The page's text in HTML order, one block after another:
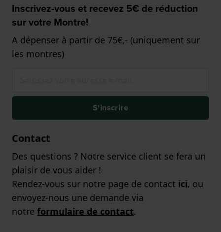
Inscrivez-vous et recevez 5€ de réduction
sur votre Montre!
A dépenser à partir de 75€,- (uniquement sur
les montres)
S'inscrire
Contact
Des questions ? Notre service client se fera un
plaisir de vous aider !
Rendez-vous sur notre page de contact ici, ou
envoyez-nous une demande via
notre formulaire de contact.